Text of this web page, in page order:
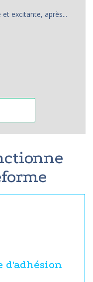
excitante, après...
d'adhésion